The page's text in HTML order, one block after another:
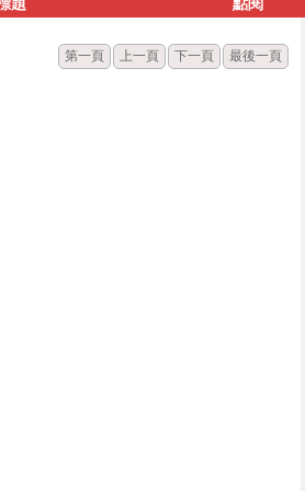
第一頁 上一頁 下一頁 最後一頁